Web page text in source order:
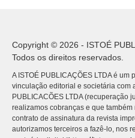
Copyright © 2026 - ISTOÉ
Todos os direitos reservados.
A ISTOÉ PUBLICAÇÕES LTDA é
vinculação editorial e societária com
PUBLICACÕES LTDA (recuperação
realizamos cobranças e que
contrato de assinatura da revista
autorizamos terceiros a fazê-lo, nos